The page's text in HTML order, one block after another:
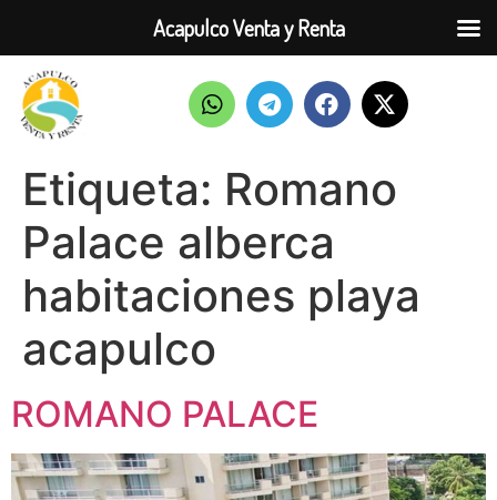
Etiqueta: Romano
Palace alberca
habitaciones playa
acapulco
ROMANO PALACE
Acapulco Venta y Renta